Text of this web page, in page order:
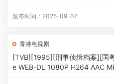
发布时间：2025-09-07
香港电视剧
[TVB][1995][刑事侦缉档案][国
e WEB-DL 1080P H264 AAC